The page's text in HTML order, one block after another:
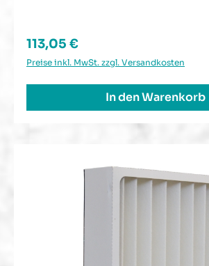
Regulärer Preis:
113,05 €
Preise inkl. MwSt. zzgl. Versandkosten
In den Warenkorb